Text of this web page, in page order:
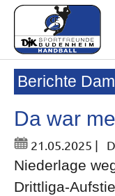
Skip to main
Berichte
Da war
21.05.2025 |
Niederlage
Drittliga-